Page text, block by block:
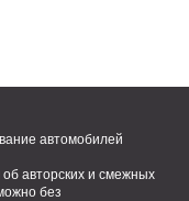
автомобилей
авторских и смежных
без